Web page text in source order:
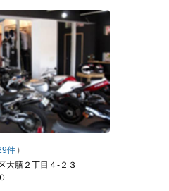
件)
大膳２丁目４-２３